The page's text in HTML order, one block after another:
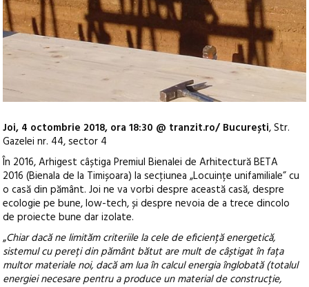
Joi, 4 octombrie 2018, ora 18:30 @ tranzit.ro/ București, Str.
Gazelei nr. 44, sector 4
În 2016, Arhigest câștiga Premiul Bienalei de Arhitectură BETA
2016 (Bienala de la Timișoara) la secţiunea „Locuințe unifamiliale” cu
o casă din pământ. Joi ne va vorbi despre această casă, despre
ecologie pe bune, low-tech, și despre nevoia de a trece dincolo
de proiecte bune dar izolate.
„Chiar dacă ne limităm criteriile la cele de eficiență energetică,
sistemul cu pereți din pământ bătut are mult de câștigat în fața
multor materiale noi, dacă am lua în calcul energia înglobată (totalul
energiei necesare pentru a produce un material de construcție,